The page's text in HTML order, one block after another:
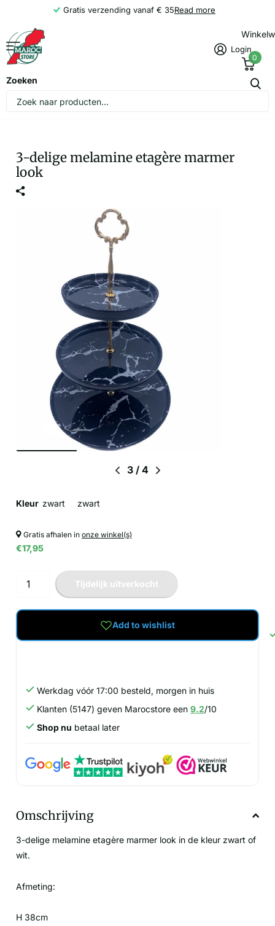
Gratis verzending vanaf € 35Read more
Zoeken
Login
0
3-delige melamine etagère marmer
look
3 / 4
Kleur zwart zwart
Gratis afhalen in onze winkel(s)
€17,95
Tijdelijk uitverkocht
Add to wishlist
Werkdag vóór 17:00 besteld, morgen in huis
Klanten (5147) geven Marocstore een 9.2/10
Shop nu betaal later
Omschrijving
3-delige melamine etagère marmer look in de kleur zwart of
wit.
Afmeting:
H 38cm